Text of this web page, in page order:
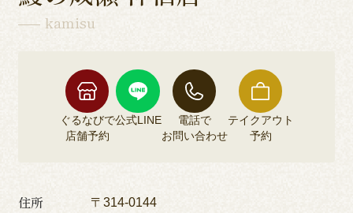
kamisu
ぐるなびで
店舗予約
公式LINE
電話で
お問い合わせ
テイクアウト
予約
住所
〒314-0144